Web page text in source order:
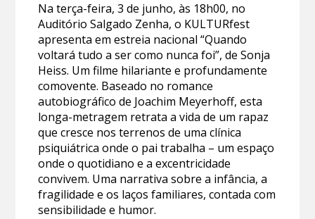
Na terça-feira, 3 de junho, às 18h00, no
Auditório Salgado Zenha, o KULTURfest
apresenta em estreia nacional “Quando
voltará tudo a ser como nunca foi”, de Sonja
Heiss. Um filme hilariante e profundamente
comovente. Baseado no romance
autobiográfico de Joachim Meyerhoff, esta
longa-metragem retrata a vida de um rapaz
que cresce nos terrenos de uma clínica
psiquiátrica onde o pai trabalha – um espaço
onde o quotidiano e a excentricidade
convivem. Uma narrativa sobre a infância, a
fragilidade e os laços familiares, contada com
sensibilidade e humor.